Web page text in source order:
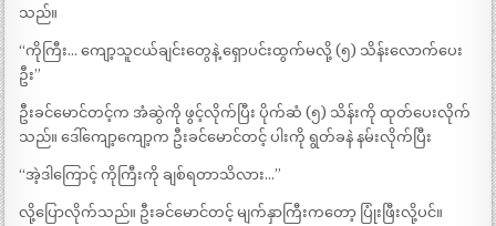
သည်။
“ကိုကြီး… ကျော့သူငယ်ချင်းတွေနဲ့ ရှောပင်းထွက်မလို့ (၅) သိန်းလောက်ပေး
ဦး”
ဦးခင်မောင်တင့်က အံဆွဲကို ဖွင့်လိုက်ပြီး ပိုက်ဆံ (၅) သိန်းကို ထုတ်ပေးလိုက်
သည်။ ဒေါ်ကျော့ကျော့က ဦးခင်မောင်တင့် ပါးကို ရွတ်ခနဲ နမ်းလိုက်ပြီး
“အဲ့ဒါကြောင့် ကိုကြီးကို ချစ်ရတာသိလား…”
လို့ပြောလိုက်သည်။ ဦးခင်မောင်တင့် မျက်နှာကြီးကတော့ ပြုံးဖြီးလို့ပင်။